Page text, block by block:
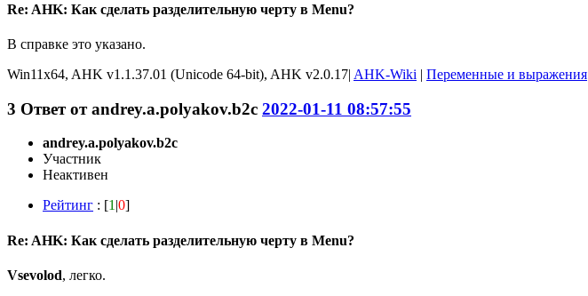
Re: AHK: Как сделать разделительную черту в Menu?
В справке это указано.
Win11x64, AHK v1.1.37.01 (Unicode 64-bit), AHK v2.0.17| AHK-Wiki | Переменные и выражения
3 Ответ отandrey.a.polyakov.b2c 2022-01-11 08:57:55
andrey.a.polyakov.b2c
Участник
Неактивен
Рейтинг : [1 |0]
Re: AHK: Как сделать разделительную черту в Menu?
Vsevolod, легко.